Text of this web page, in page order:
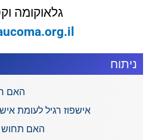
גלאוקומה
ניתוח
האם
אישפוז רגיל לעומת
האם תחוש